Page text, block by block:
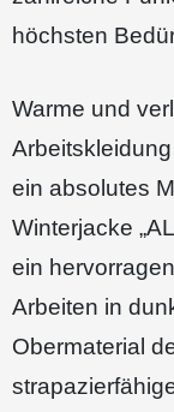
höchsten
Warme und
ein absolutes
Winterjacke
ein
Arbeiten in
Obermaterial